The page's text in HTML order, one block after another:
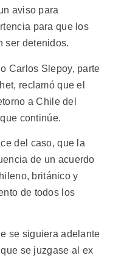
aviso para
para que los
ser detenidos.
Carlos Slepoy, parte
reclamó que el
a Chile del
continúe.
del caso, que la
de un acuerdo
británico y
de todos los
se siguiera adelante
se juzgase al ex